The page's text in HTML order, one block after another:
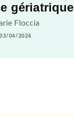
gériatrique
Floccia
03/04/2024